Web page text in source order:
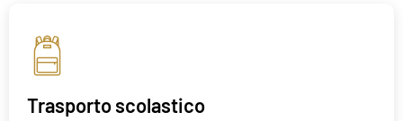
Trasporto scolastico